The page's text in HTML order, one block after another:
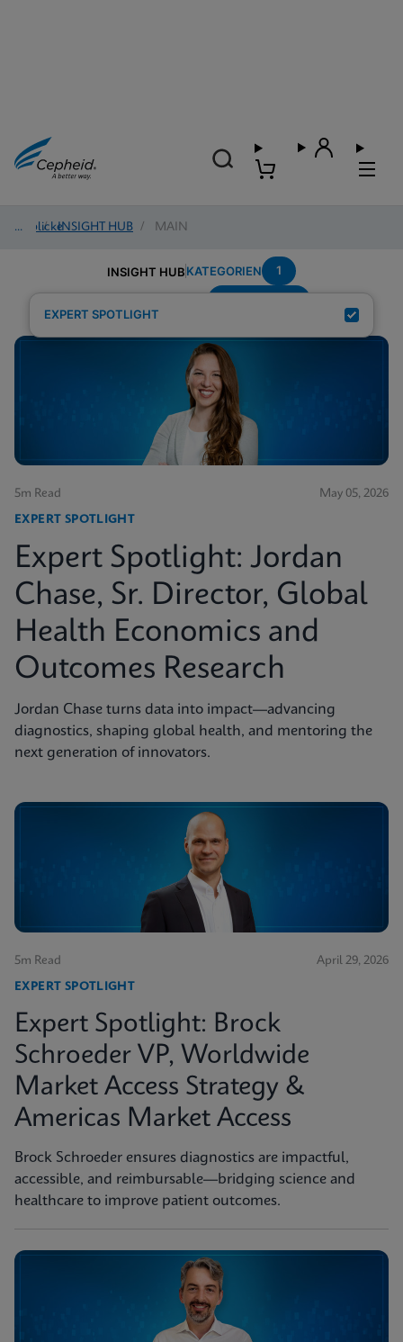
Einblicke
/ INSIGHT HUB / MAIN
INSIGHT HUBKATEGORIEN 1
EXPERT SPOTLIGHT
5m Read May 05, 2026
EXPERT SPOTLIGHT
Expert Spotlight: Jordan
Chase, Sr. Director, Global
Health Economics and
Outcomes Research
Jordan Chase turns data into impact—advancing
diagnostics, shaping global health, and mentoring the
next generation of innovators.
5m Read April 29, 2026
EXPERT SPOTLIGHT
Expert Spotlight: Brock
Schroeder VP, Worldwide
Market Access Strategy &
Americas Market Access
Brock Schroeder ensures diagnostics are impactful,
accessible, and reimbursable—bridging science and
healthcare to improve patient outcomes.